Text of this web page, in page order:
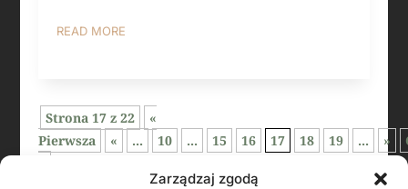
Zarządzaj zgodą
READ MORE
Strona 17 z 22
«
Pierwsza
« ... 10 ... 15 16 17 18 19 ... »